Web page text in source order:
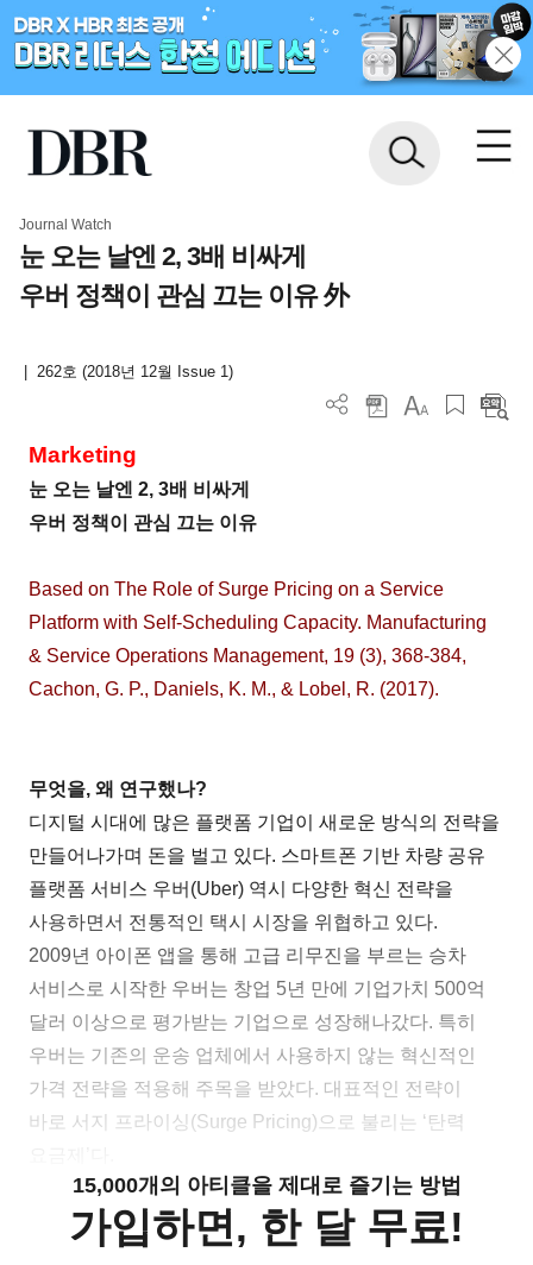
Journal Watch
눈 오는 날엔 2, 3배 비싸게
우버 정책이 관심 끄는 이유 外
262호 (2018년 12월 Issue 1)
Marketing
눈 오는 날엔 2, 3배 비싸게
우버 정책이 관심 끄는 이유
Based on The Role of Surge Pricing on a Service
Platform with Self-Scheduling Capacity. Manufacturing
& Service Operations Management, 19 (3), 368-384,
Cachon, G. P., Daniels, K. M., & Lobel, R. (2017).
무엇을, 왜 연구했나?
디지털 시대에 많은 플랫폼 기업이 새로운 방식의 전략을
만들어나가며 돈을 벌고 있다. 스마트폰 기반 차량 공유
플랫폼 서비스 우버(Uber) 역시 다양한 혁신 전략을
사용하면서 전통적인 택시 시장을 위협하고 있다.
2009년 아이폰 앱을 통해 고급 리무진을 부르는 승차
서비스로 시작한 우버는 창업 5년 만에 기업가치 500억
달러 이상으로 평가받는 기업으로 성장해나갔다. 특히
우버는 기존의 운송 업체에서 사용하지 않는 혁신적인
가격 전략을 적용해 주목을 받았다. 대표적인 전략이
바로 서지 프라이싱(Surge Pricing)으로 불리는 ‘탄력
15,000개의 아티클을 제대로 즐기는 방법
가입하면, 한 달 무료!